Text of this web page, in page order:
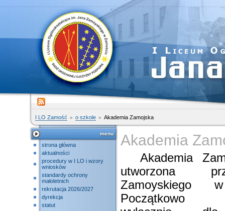
I LO Zamość o szkole Akademia Zamojska
Akademia
Akademia
utworzona
Początkowo
menu
strona główna
aktualności
procedury w I LO i wzory
wniosków
standardy ochrony
małoletnich
rekrutacja 2026/2027
dyrekcja
statut